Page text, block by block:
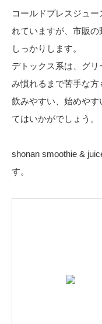
コールドプレスジュ
れていますが、市販
しっかりします。
デトックス系は、グ
み慣れるまで苦手な方
飲みやすい、始めや
てはいかがでしょう。
shonan smoothie &
す。